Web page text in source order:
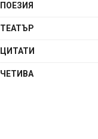
ПОЕЗИЯ
ТЕАТЪР
ЦИТАТИ
ЧЕТИВА